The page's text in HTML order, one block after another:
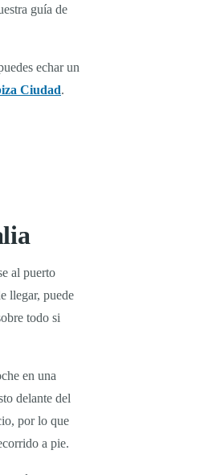
guía de
echar un
Ciudad.
al puerto
llegar, puede
todo si
en una
delante del
por lo que
a pie.